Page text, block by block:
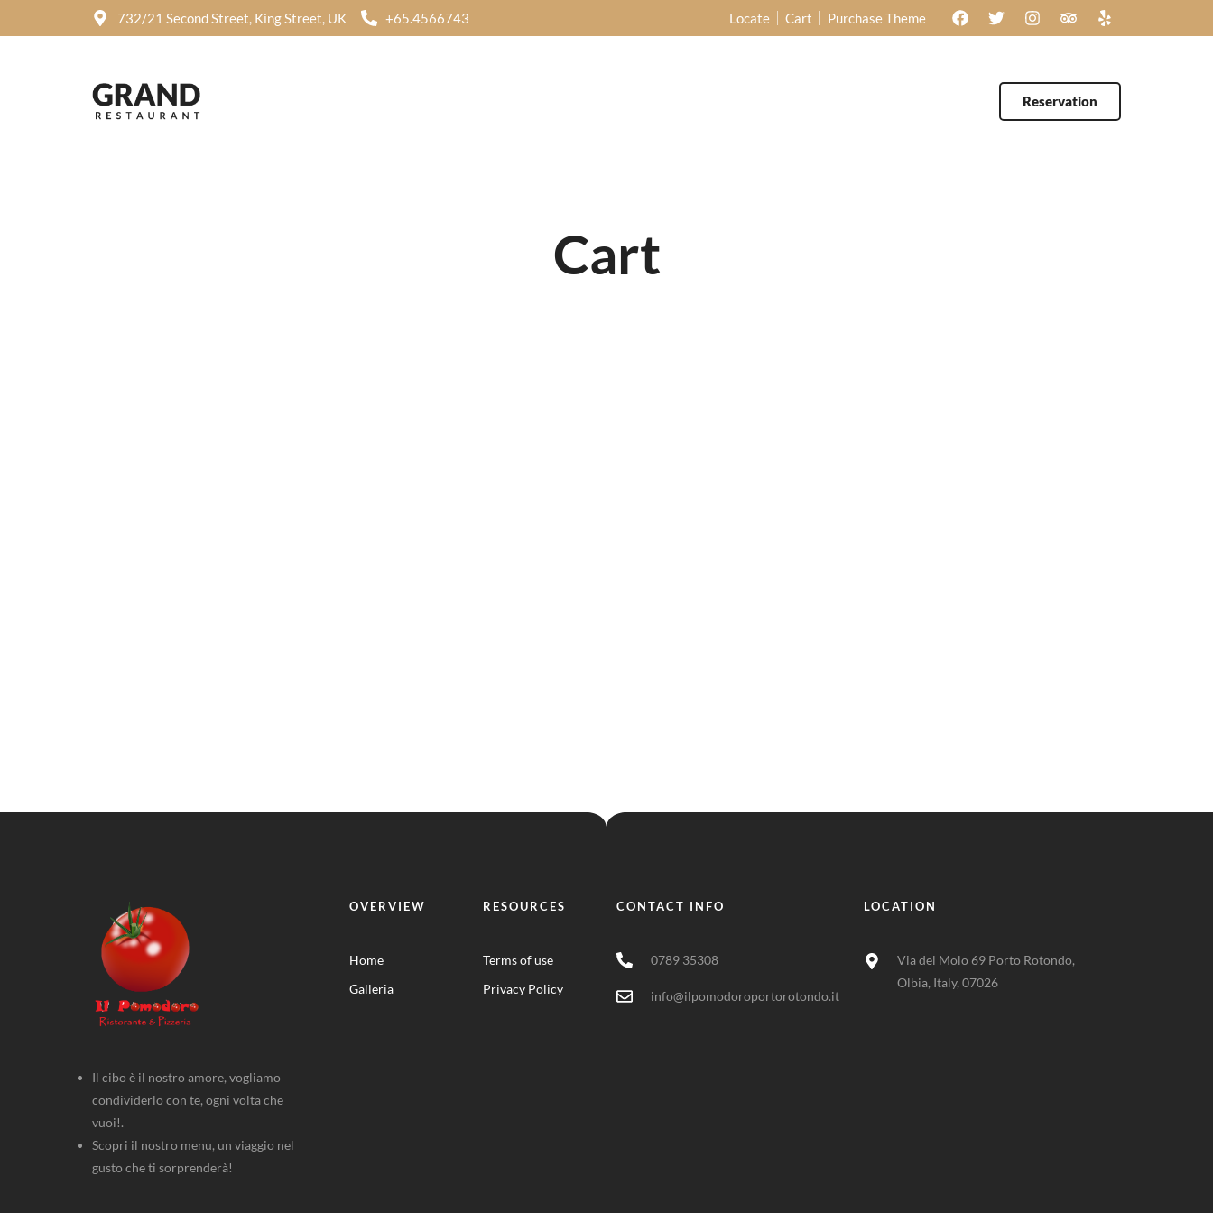
732/21 Second Street, King Street, UK +65.4566743 Locate Cart Purchase Theme
Reservation
Cart
Il cibo è il nostro amore, vogliamo
condividerlo con te, ogni volta che
vuoi!.
Scopri il nostro menu, un viaggio nel
gusto che ti sorprenderà!
OVERVIEW
Home
Galleria
RESOURCES
Terms of use
Privacy Policy
CONTACT INFO
0789 35308
info@ilpomodoroportorotondo.it
LOCATION
Via del Molo 69 Porto Rotondo,
Olbia, Italy, 07026